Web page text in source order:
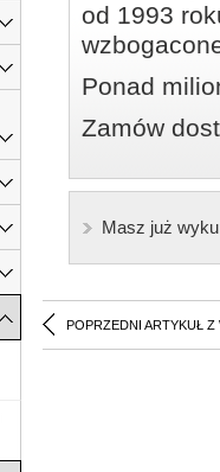
od 1993
Ponad
Zamów
Masz już
POPRZEDNI ARTYKUŁ Z